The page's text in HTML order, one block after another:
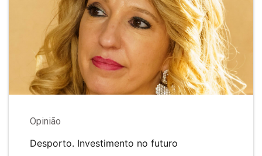
Opinião
Desporto. Investimento no futuro